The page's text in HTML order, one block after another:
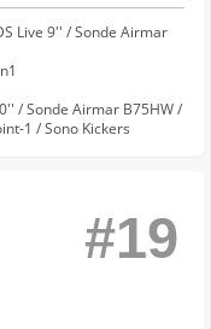
Live 9'' / Sonde Airmar
/ Sonde Airmar B75HW /
1 / Sono Kickers
#19